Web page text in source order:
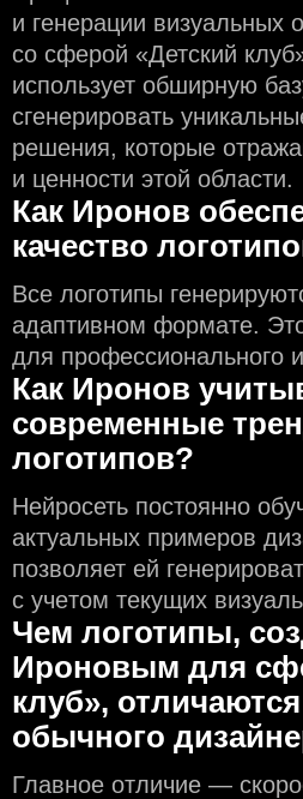
и генерации визуальных
со сферой «Детский
использует обширную
сгенерировать
решения, которые
и ценности этой области.
Как Иронов
качество
Все логотипы
адаптивном формате.
для профессионального
Как Иронов
современные
логотипов?
Нейросеть постоянно
актуальных примеров
позволяет ей
с учeтом текущих
Чем логотипы,
Ироновым для
клуб»,
обычного
Главное отличие —